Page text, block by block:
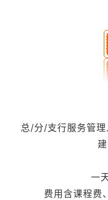
总/分/支行服务管
一
费用含课程费